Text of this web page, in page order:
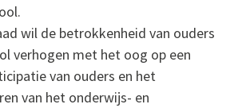
wil de betrokkenheid van ouders
verhogen met het oog op een
van ouders en het
van het onderwijs- en